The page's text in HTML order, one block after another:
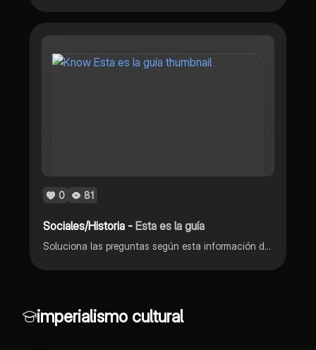
0 81
Sociales/Historia -Esta es la guía
Soluciona las preguntas según esta información de la pag 13-23
imperialismo cultural